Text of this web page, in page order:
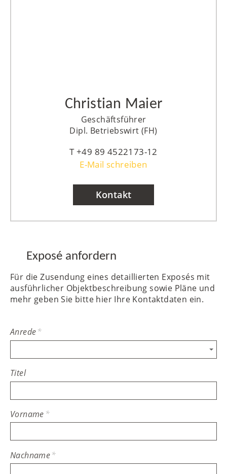
Christian Maier
Geschäftsführer
Dipl. Betriebswirt (FH)
+49 89 4522173-12
E-Mail schreiben
Kontakt
Exposé anfordern
Für die Zusendung eines detaillierten Exposés mit
ausführlicher Objektbeschreibung sowie Pläne und
mehr geben Sie bitte hier Ihre Kontaktdaten ein.
Anrede*
Titel
Vorname *
Nachname*